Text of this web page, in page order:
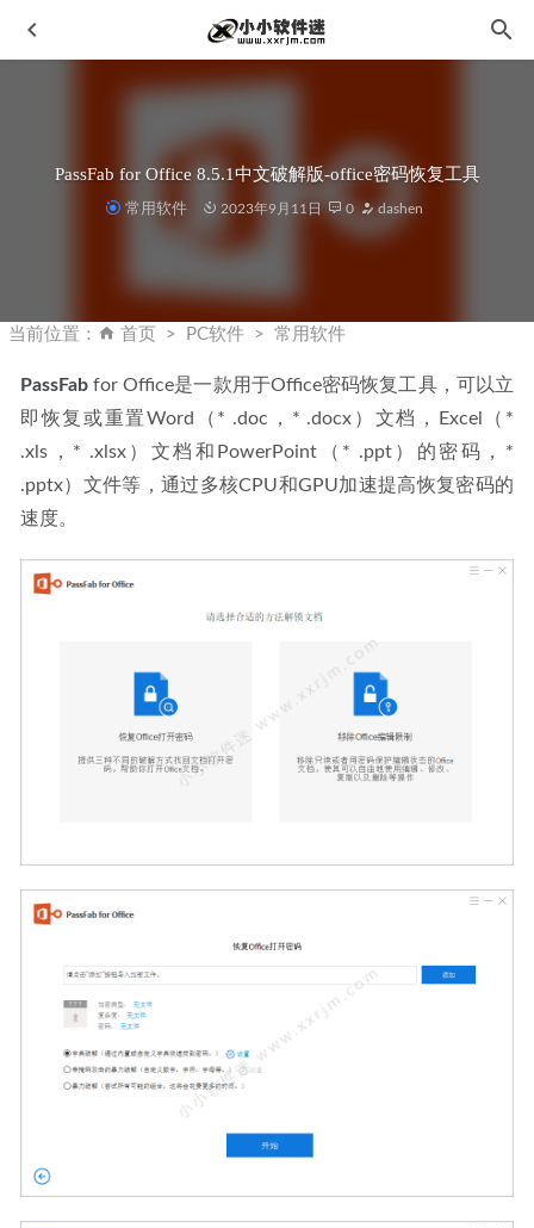
PassFab for Office 8.5.1中文破解版-office密码恢复工具
常用软件 2023年9月11日 0 dashen
当前位置： 首页 PC软件 常用软件
PassFab for Office是一款用于Office密码恢复工具，可以立
即恢复或重置Word（* .doc，* .docx）文档，Excel（*
.xls，* .xlsx）文档和PowerPoint（* .ppt）的密码，*
.pptx）文件等，通过多核CPU和GPU加速提高恢复密码的
速度。
Topaz Gigapixel AI破解版V6.3.0 绿色破解便携版
Topaz Photo Beta v1.1.0.2b 中文汉化版 2025-12-18
07-18
Rhino7(犀牛软件) v7.24.22308.15001中文破解版-永久授权
2022-11-11
Adobe Photoshop 2024 v25.5.0.375 中文正式版-by monkrus
2024-02-22